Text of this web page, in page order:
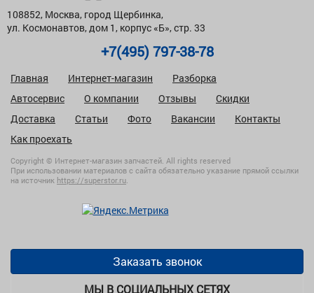
108852, Москва, город Щербинка,
ул. Космонавтов, дом 1, корпус «Б», стр. 33
+7(495) 797-38-78
Главная Интернет-магазин
Разборка
Автосервис
О компании Отзывы
Скидки
Доставка
Статьи Фото Вакансии
Контакты
Как проехать
Copyright © Интернет-магазин запчастей. All rights reserved
При использовании материалов с сайта обязательно указание прямой ссылки
на источник https://superstor.ru.
Заказать звонок
МЫ В СОЦИАЛЬНЫХ СЕТЯХ